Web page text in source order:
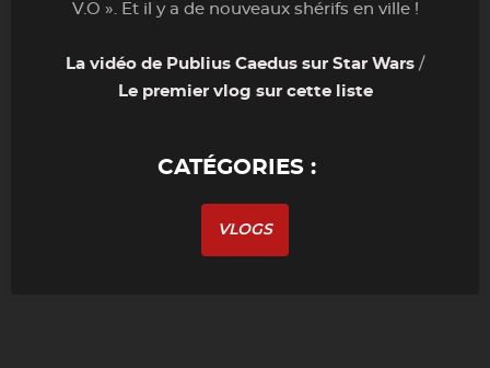
V.O ». Et il y a de nouveaux shérifs en ville !
La vidéo de Publius Caedus sur Star Wars /
Le premier vlog sur cette liste
CATÉGORIES :
VLOGS